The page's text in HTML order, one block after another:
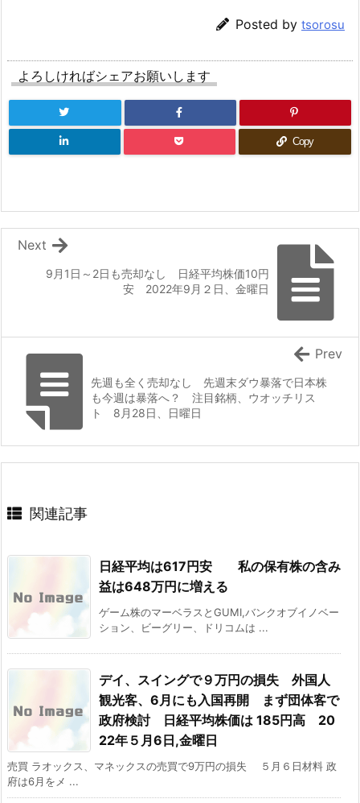
Posted by tsorosu
よろしければシェアお願いします
Copy
9月1日～2日も売却なし 日経平均株価10円
安 2022年9月２日、金曜日
Next
先週も全く売却なし 先週末ダウ暴落で日本株
も今週は暴落へ？ 注目銘柄、ウオッチリス
ト 8月28日、日曜日
Prev
関連記事
日経平均は617円安 私の保有株の含み
益は648万円に増える
ゲーム株のマーベラスとGUMI,バンクオブイノベー
ション、ビーグリー、ドリコムは ...
デイ、スイングで９万円の損失 外国人
観光客、6月にも入国再開 まず団体客で
政府検討 日経平均株価は 185円高 20
22年５月6日,金曜日
売買 ラオックス、マネックスの売買で9万円の損失 ５月６日材料 政
府は6月をメ ...